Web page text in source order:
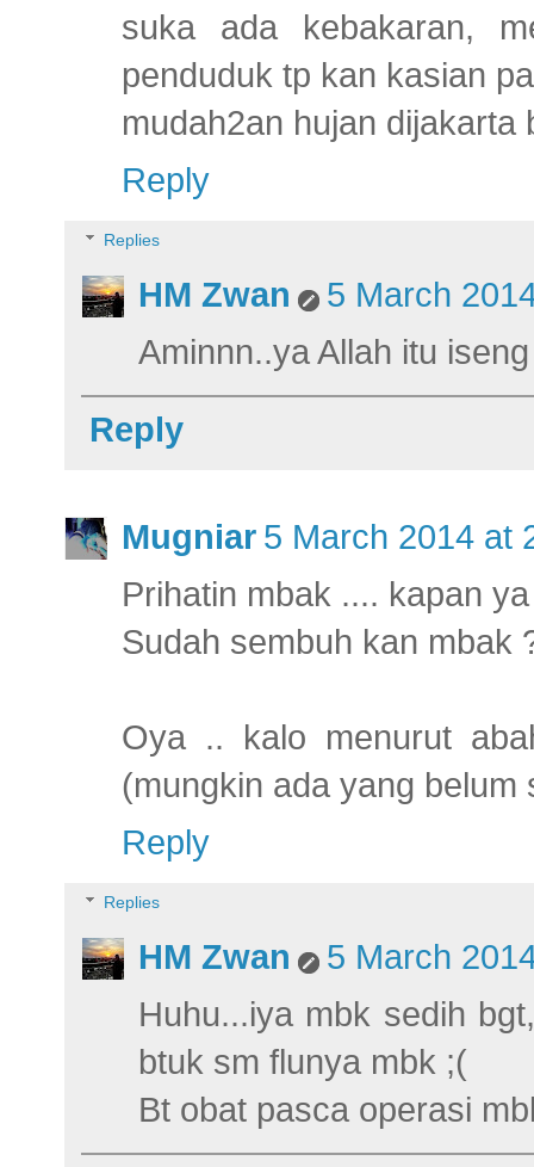
suka ada kebakaran,
penduduk tp kan kasian
mudah2an hujan
Reply
Replies
HM Zwan
5 March
Aminnn..ya Allah itu
Reply
Mugniar 5 March 2014 at
Prihatin mbak .... kapan
Sudah sembuh kan mbak
Oya .. kalo menurut
(mungkin ada yang belum
Reply
Replies
HM Zwan
5 March
Huhu...iya mbk sedih
btuk sm flunya mbk ;(
Bt obat pasca operasi